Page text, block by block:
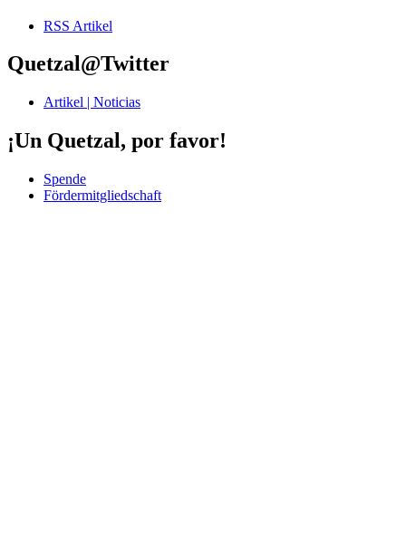
RSS Artikel
Quetzal@Twitter
Artikel | Noticias
¡Un Quetzal, por favor!
Spende
Fördermitgliedschaft